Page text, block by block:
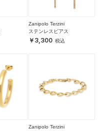
Zanipolo Terzini
ステンレスピアス
3,300
Zanipolo Terzini